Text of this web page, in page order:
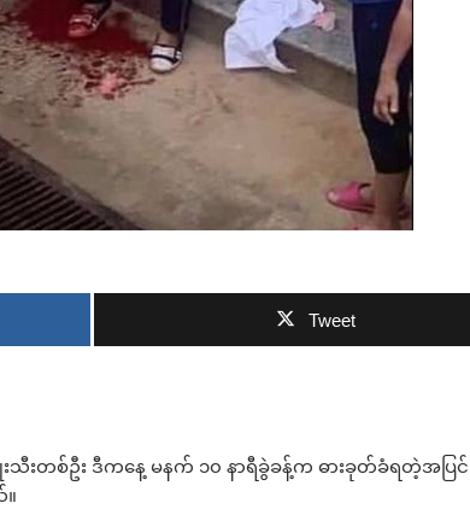
Tweet
တစ်ဦး ဒီကနေ့ မနက် ၁၀ နာရီခွဲခန့်က ဓားခုတ်ခံရတဲ့အပြင်
ဘာလျှော့မလဲ